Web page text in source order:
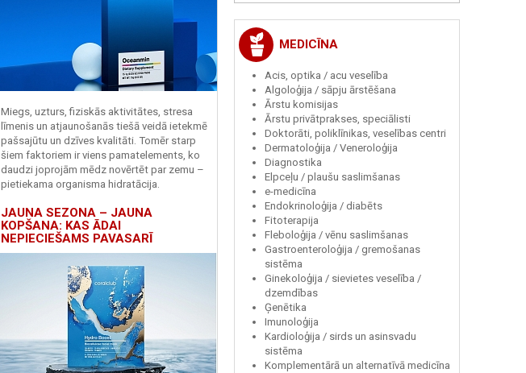
Miegs, uzturs, fiziskās aktivitātes, stresa
līmenis un atjaunošanās tiešā veidā ietekmē
pašsajūtu un dzīves kvalitāti. Tomēr starp
šiem faktoriem ir viens pamatelements, ko
daudzi joprojām mēdz novērtēt par zemu –
pietiekama organisma hidratācija.
JAUNA SEZONA – JAUNA
KOPŠANA: KAS ĀDAI
NEPIECIEŠAMS PAVASARĪ
MEDICĪNA
Acis, optika / acu veselība
Algoloģija / sāpju ārstēšana
Ārstu komisijas
Ārstu privātprakses, speciālisti
Doktorāti, poliklīnikas, veselības centri
Dermatoloģija / Veneroloģija
Diagnostika
Elpceļu / plaušu saslimšanas
e-medicīna
Endokrinoloģija / diabēts
Fitoterapija
Fleboloģija / vēnu saslimšanas
Gastroenteroloģija / gremošanas
sistēma
Ginekoloģija / sievietes veselība /
dzemdības
Ģenētika
Imunoloģija
Kardioloģija / sirds un asinsvadu
sistēma
Komplementārā un alternatīvā medicīna